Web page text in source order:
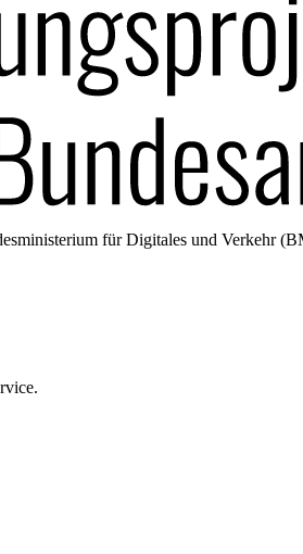
für Digitales und Verkehr